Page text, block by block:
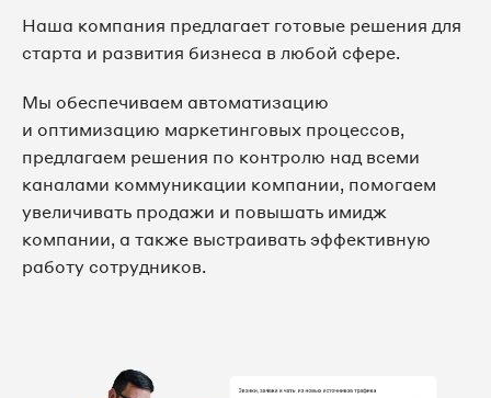
Наша компания предлагает готовые решения для
старта и развития бизнеса в любой сфере.
Мы обеспечиваем автоматизацию
и оптимизацию маркетинговых процессов,
предлагаем решения по контролю над всеми
каналами коммуникации компании, помогаем
увеличивать продажи и повышать имидж
компании, а также выстраивать эффективную
работу сотрудников.